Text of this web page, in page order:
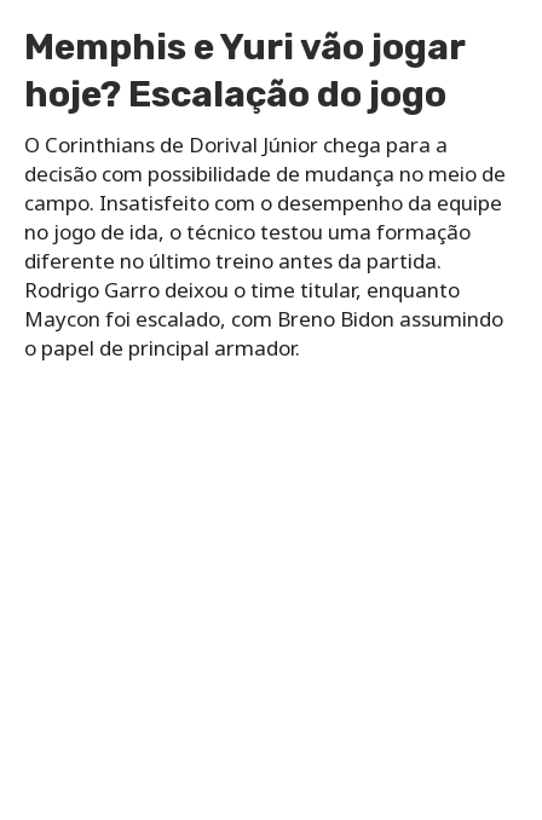
Memphis e Yuri vão jogar
hoje? Escalação do jogo
O Corinthians de Dorival Júnior chega para a
decisão com possibilidade de mudança no meio de
campo. Insatisfeito com o desempenho da equipe
no jogo de ida, o técnico testou uma formação
diferente no último treino antes da partida.
Rodrigo Garro deixou o time titular, enquanto
Maycon foi escalado, com Breno Bidon assumindo
o papel de principal armador.